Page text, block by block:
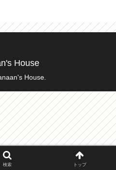
House
House.
検索 トップ